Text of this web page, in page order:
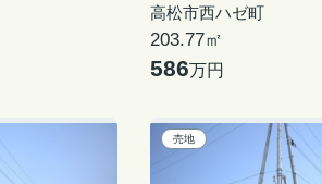
高松市西ハゼ町
203.77㎡
586万円
売地